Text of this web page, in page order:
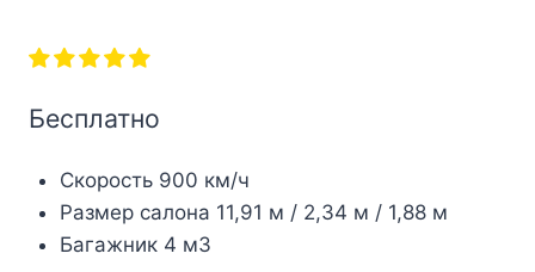
Бесплатно
Скорость 900 км/ч
Размер салона 11,91 м / 2,34 м / 1,88 м
Багажник 4 м3